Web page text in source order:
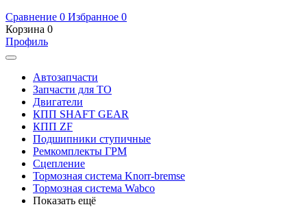
Сравнение 0 Избранное 0
Корзина 0
Профиль
Автозапчасти
Запчасти для ТО
Двигатели
КПП SHAFT GEAR
КПП ZF
Подшипники ступичные
Ремкомплекты ГРМ
Сцепление
Тормозная система Knorr-bremse
Тормозная система Wabco
Показать ещё